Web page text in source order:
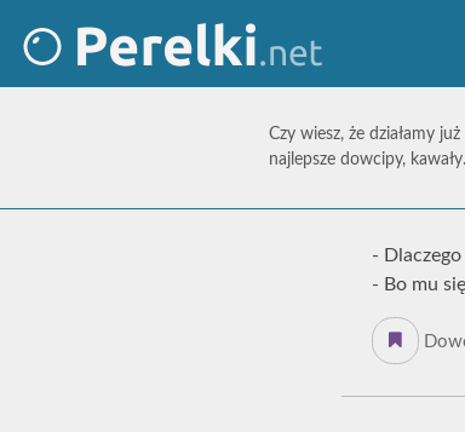
Czy wiesz, że działamy
najlepsze dowcipy,
-
- Bo mu